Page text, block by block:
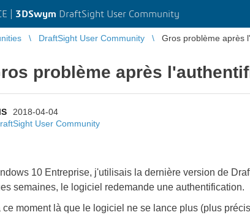
| 3DSwym DraftSight User Community
DraftSight User Community Gros problème après
problème après
2018-04-04
User Community
10 Entreprise, j'utilisais la dernière version de
semaines, le logiciel redemande une authentification.
ce moment là que le logiciel ne se lance plus (plus